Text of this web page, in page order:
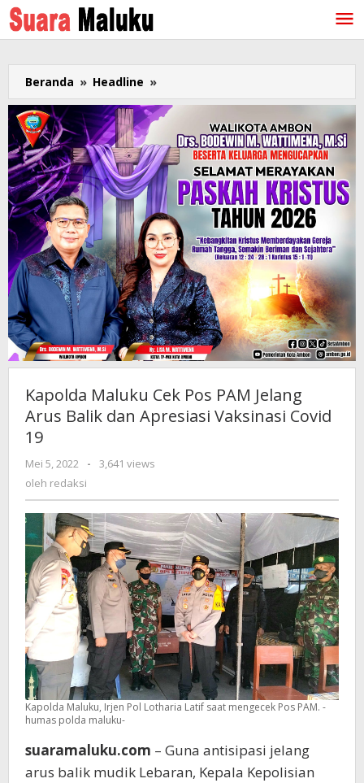
Lewati
ke
konten
Beranda » Headline »
Maluku
Cek
Pos
PAM
Jelang
Arus
Balik
dan
Apresiasi
Vaksinasi
Covid
19
Kapolda Maluku Cek Pos PAM Jelang
Arus Balik dan Apresiasi Vaksinasi Covid
19
Mei 5, 2022
oleh
-
3,641 views
oleh redaksi
Kapolda Maluku, Irjen Pol Lotharia Latif saat mengecek Pos PAM. -
humas polda maluku-
suaramaluku.com – Guna antisipasi jelang
arus balik mudik Lebaran, Kepala Kepolisian